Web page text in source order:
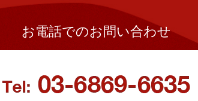
お電話でのお問い合わせ